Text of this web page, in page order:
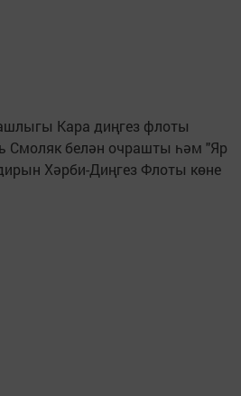
Кара диңгез флоты
белән очрашты һәм "Яр
Хәрби-Диңгез Флоты көне